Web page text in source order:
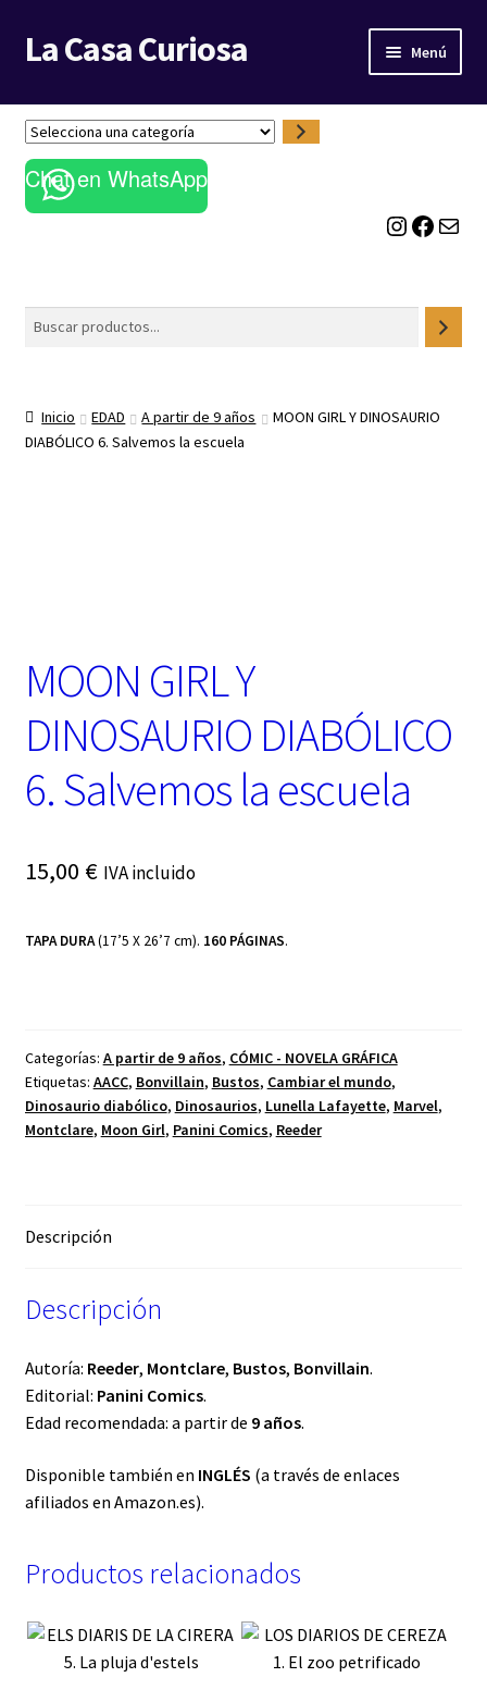
Ir
a
navegación
Ir
al
La Casa Curiosa Menú
LIBRERÍA
BLOG
S
e
l
e
a
c
Chat en WhatsApp
Instagram Facebook Correo electrónico
Buscar
Inicio EDAD A partir de 9 años
MOON GIRL Y DINOSAURIO
DIABÓLICO 6. Salvemos la escuela
MOON GIRL Y
DINOSAURIO DIABÓLICO
6. Salvemos la escuela
15,00 € IVA incluido
TAPA DURA(17’5 X 26’7 cm). 160 PÁGINAS.
Categorías: A partir de 9 años, CÓMIC - NOVELA GRÁFICA
Etiquetas: AACC, Bonvillain, Bustos, Cambiar el mundo,
Dinosaurio diabólico, Dinosaurios, Lunella Lafayette, Marvel,
Montclare, Moon Girl, Panini Comics, Reeder
Descripción
Descripción
Autoría: Reeder, Montclare, Bustos, Bonvillain.
Editorial: Panini Comics.
Edad recomendada: a partir de 9 años.
Disponible también en INGLÉS (a través de enlaces
afiliados en Amazon.es).
Productos relacionados